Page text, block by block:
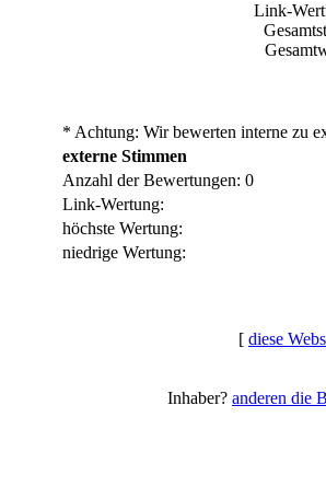
Link-
* Achtung: Wir bewerten interne zu
externe Stimmen
Anzahl der Bewertungen: 0
Link-Wertung:
höchste Wertung:
niedrige Wertung:
[ diese
Inhaber? anderen die